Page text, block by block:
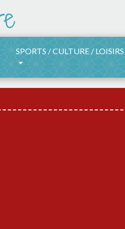
SPORTS / CULTURE / LOISIRS